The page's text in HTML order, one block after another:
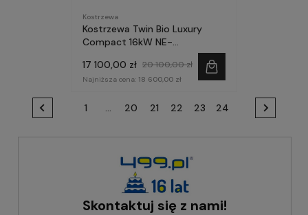
Kostrzewa
Kostrzewa Twin Bio Luxury
Compact 16kW NE-
Powietrze
17 100,00 zł 20 100,00 zł
Najniższa cena: 18 600,00 zł
1 ... 20 21 22 23 24
Skontaktuj się z nami!